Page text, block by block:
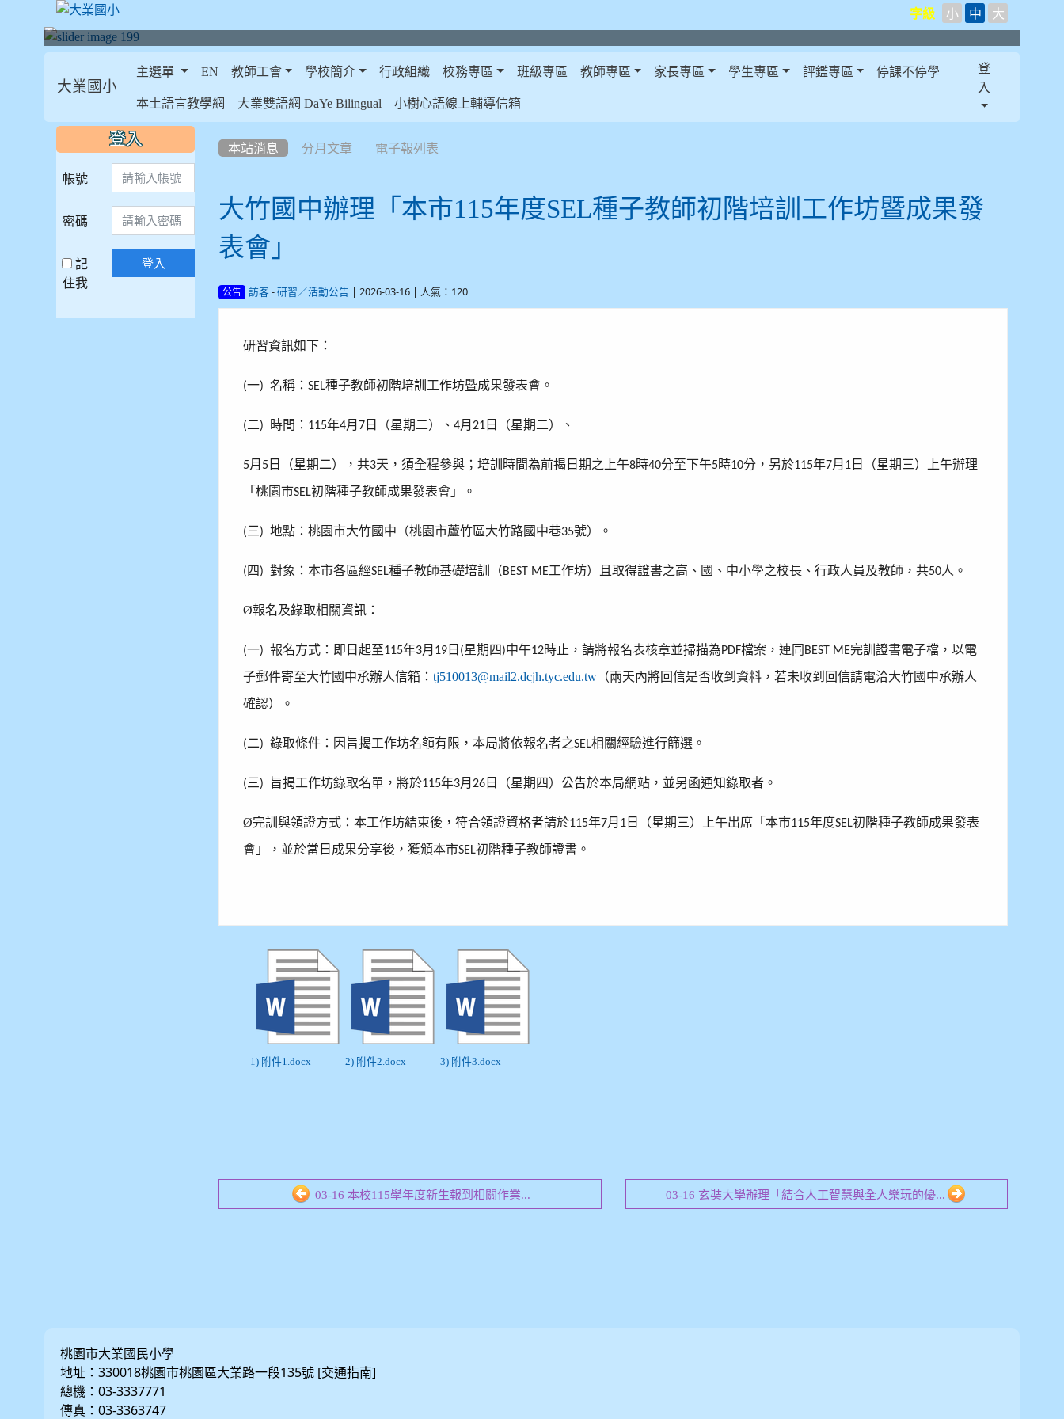
字級 小 中 大
大業國小
主選單 EN 教師工會 學校簡介 行政組織 校務專區 班級專區 教師專區 家長專區 學生專區 評鑑專區 停課不停學
本土語言教學網 大業雙語網 DaYe Bilingual 小樹心語線上輔導信箱
登
入
本站消息 分月文章 電子報列表
大竹國中辦理「本市115年度SEL種子教師初階培訓工作坊暨成果發
表會」
公告 訪客 - 研習／活動公告 | 2026-03-16 | 人氣：120
研習資訊如下：
(一)名稱：SEL種子教師初階培訓工作坊暨成果發表會。
(二) 時間： 115年4月7 日（星期二）、4月 21 日（星期二）、
5月 5 日（星期二），共3天，須全程參與；培訓時間為前揭日期之上午8時40分至下午5時10分，另於115年7月 1 日（星期三）上午辦理
「桃園市SEL初階種子教師成果發表會」。
(三)地點：桃園市大竹國中（桃園市蘆竹區大竹路國中巷35號）。
(四)對象：本市各區經SEL種子教師基礎培訓（BEST ME工作坊）且取得證書之高、國、中小學之校長、行政人員及教師，共50人。
Ø報名及錄取相關資訊：
(一)報名方式：即日起至115年3月 19 日 (星期四)中午12時止，請將報名表核章並掃描為PDF檔案，連同 BEST ME完訓證書電子檔，以電
子郵件寄至大竹國中承辦人信箱：tj510013@mail2.dcjh.tyc.edu.tw （兩天內將回信是否收到資料，若未收到回信請電洽大竹國中承辦人
確認）。
(二)錄取條件：因旨揭工作坊名額有限，本局將依報名者之SEL相關經驗進行篩選。
(三) 旨揭工作坊錄取名單，將於115年3月 26 日（星期四）公告於本局網站，並另函通知錄取者。
Ø完訓與領證方式：本工作坊結束後，符合領證資格者請於115年7月 1 日（星期三）上午出席「本市115年度SEL初階種子教師成果發表
會」，並於當日成果分享後，獲頒本市SEL初階種子教師證書。
1) 附件1.docx 2) 附件2.docx 3) 附件3.docx
03-16 本校115學年度新生報到相關作業... 03-16 玄奘大學辦理「結合人工智慧與全人樂玩的優...
::: 登入
帳號
密碼
記
住我
登入
桃園市大業國民小學
地址：330018桃園市桃園區大業路一段135號 [交通指南]
總機：03-3337771
傳真：03-3363747